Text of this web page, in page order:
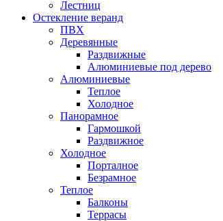
Лестниц
Остекление веранд
ПВХ
Деревянные
Раздвижные
Алюминиевые под дерево
Алюминиевые
Теплое
Холодное
Панорамное
Гармошкой
Раздвижное
Холодное
Порталное
Безрамное
Теплое
Балконы
Террасы